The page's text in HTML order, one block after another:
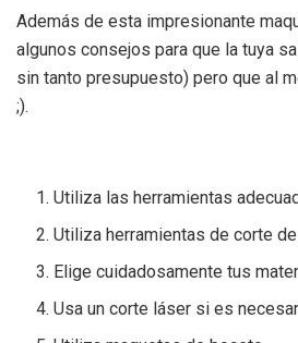
Además de esta impresionante
algunos consejos para que la tuya
sin tanto presupuesto) pero que al
;).
Utiliza las herramientas
Utiliza herramientas de corte
Elige cuidadosamente tus
Usa un corte láser si es